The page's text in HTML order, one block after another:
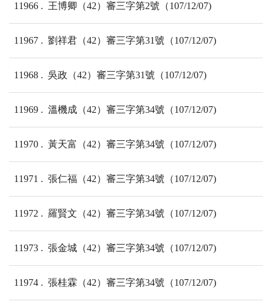
11966 王博卿（42）審三字第2號（107/12/07)
11967 劉祥君（42）審三字第31號（107/12/07)
11968 吳政（42）審三字第31號（107/12/07)
11969 溫機成（42）審三字第34號（107/12/07)
11970 黃天富（42）審三字第34號（107/12/07)
11971 張仁福（42）審三字第34號（107/12/07)
11972 羅賢文（42）審三字第34號（107/12/07)
11973 張金城（42）審三字第34號（107/12/07)
11974 張桂霖（42）審三字第34號（107/12/07)